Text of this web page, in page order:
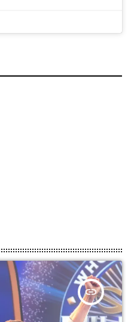
insert_link